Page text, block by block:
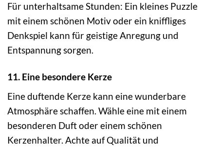
Für unterhaltsame Stunden: Ein kleines Puzzle
mit einem schönen Motiv oder ein kniffliges
Denkspiel kann für geistige Anregung und
Entspannung sorgen.
11. Eine besondere Kerze
Eine duftende Kerze kann eine wunderbare
Atmosphäre schaffen. Wähle eine mit einem
besonderen Duft oder einem schönen
Kerzenhalter. Achte auf Qualität und